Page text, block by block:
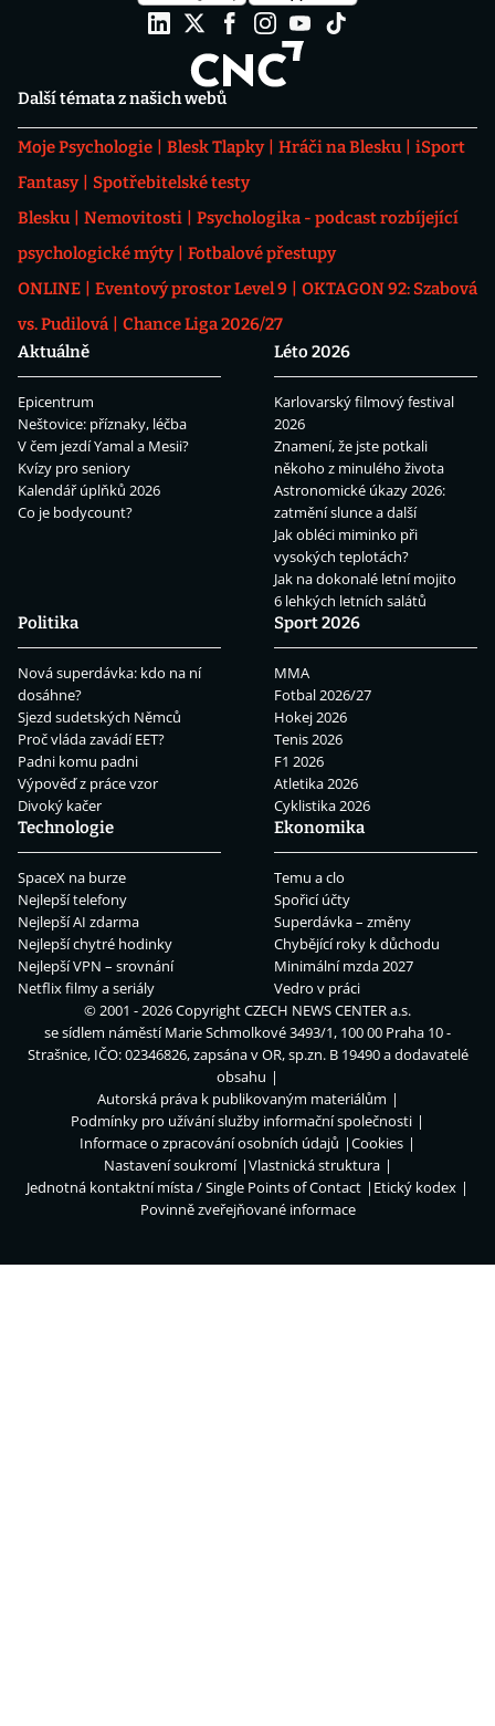
Další témata z našich webů
Moje Psychologie Blesk Tlapky Hráči na Blesku
iSport
Fantasy
Spotřebitelské testy
Blesku
Nemovitosti
Psychologika - podcast rozbíjející
psychologické mýty
Fotbalové přestupy
ONLINE
Eventový prostor Level 9
OKTAGON 92: Szabová
vs. Pudilová
Chance Liga 2026/27
Aktuálně
Epicentrum
Neštovice: příznaky, léčba
V čem jezdí Yamal a Mesii?
Kvízy pro seniory
Kalendář úplňků 2026
Co je bodycount?
Léto 2026
Karlovarský filmový festival
2026
Znamení, že jste potkali
někoho z minulého života
Astronomické úkazy 2026:
zatmění slunce a další
Jak obléci miminko při
vysokých teplotách?
Jak na dokonalé letní mojito
6 lehkých letních salátů
Politika
Nová superdávka: kdo na ní
dosáhne?
Sjezd sudetských Němců
Proč vláda zavádí EET?
Padni komu padni
Výpověď z práce vzor
Divoký kačer
Sport 2026
MMA
Fotbal 2026/27
Hokej 2026
Tenis 2026
F1 2026
Atletika 2026
Cyklistika 2026
Technologie
SpaceX na burze
Nejlepší telefony
Nejlepší AI zdarma
Nejlepší chytré hodinky
Nejlepší VPN – srovnání
Netflix filmy a seriály
Ekonomika
Temu a clo
Spořicí účty
Superdávka – změny
Chybějící roky k důchodu
Minimální mzda 2027
Vedro v práci
© 2001 - 2026 CopyrightCZECH NEWS CENTER a.s.
se sídlem náměstí Marie Schmolkové 3493/1, 100 00 Praha 10 -
Strašnice, IČO: 02346826, zapsána v OR, sp.zn. B 19490 a dodavatelé
obsahu
Autorská práva k publikovaným materiálům
Podmínky pro užívání služby informační společnosti
Informace o zpracování osobních údajů
Cookies
Nastavení soukromí
Vlastnická struktura
Jednotná kontaktní místa / Single Points of Contact
Etický kodex
Povinně zveřejňované informace